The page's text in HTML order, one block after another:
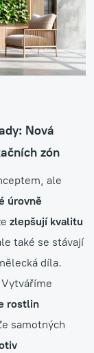
Nová
zón
ale
úrovně
zlepšují kvalitu
také se stávají
díla.
rostlin
samotných